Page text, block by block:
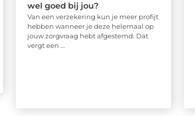
wel goed bij jou?
Van een verzekering kun je meer profijt
hebben wanneer je deze helemaal op
jouw zorgvraag hebt afgestemd. Dat
vergt een ...